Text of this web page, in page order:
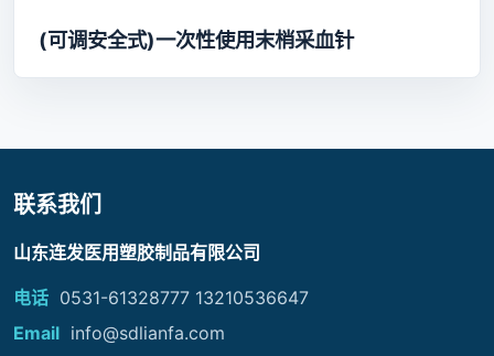
(可调安全式)一次性使用末梢采血针
联系我们
山东连发医用塑胶制品有限公司
电话 0531-61328777 13210536647
Email info@sdlianfa.com